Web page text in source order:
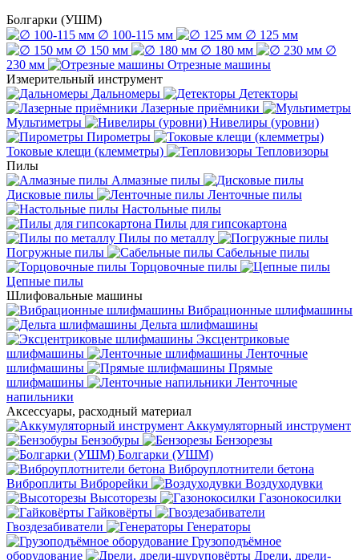
Болгарки (УШМ)
∅ 100-115 мм
∅ 125 мм
∅ 150 мм
∅ 180 мм
∅
230 мм
Отрезные машины
Измерительный инструмент
Дальномеры
Детекторы
Лазерные приёмники
Мультиметры
Нивелиры (уровни)
Пирометры
Токовые клещи (клемметры)
Тепловизоры
Пилы
Алмазные пилы
Дисковые пилы
Ленточные пилы
Настольные пилы
Пилы для гипсокартона
Пилы по металлу
Погружные пилы
Сабельные пилы
Торцовочные пилы
Цепные пилы
Шлифовальные машины
Вибрационные шлифмашины
Дельта шлифмашины
Эксцентриковые
шлифмашины
Ленточные
шлифмашины
Прямые
шлифмашины
Ленточные
напильники
Аксессуары, расходный материал
Аккумуляторный инструмент
Бензобуры
Бензорезы
Болгарки (УШМ)
Виброуплотнители бетона
Виброплиты Виброрейки
Воздуходувки
Высоторезы
Газонокосилки
Гайковёрты
Гвоздезабиватели
Генераторы
Грузоподъёмное
оборудование
Дрели, дрели-